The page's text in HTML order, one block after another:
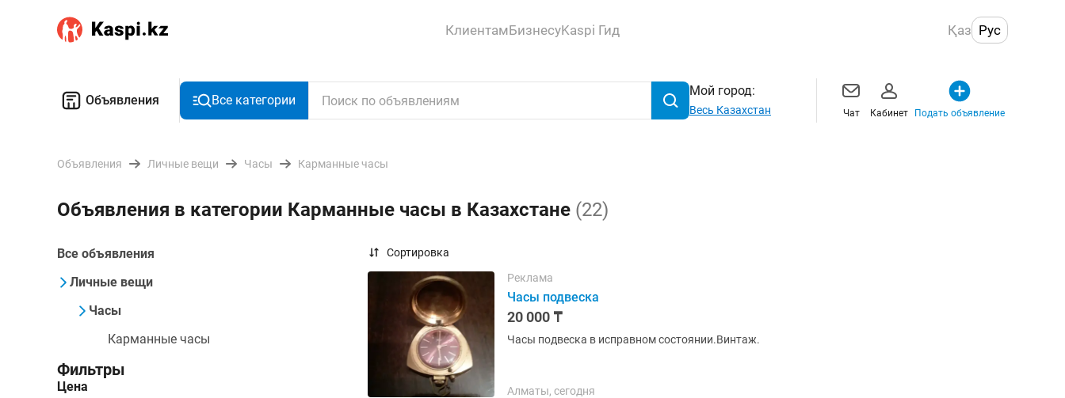
КлиентамБизнесуKaspi Гид Қаз Рус
Объявления Все категории
Мой город:
Весь Казахстан Чат Кабинет Подать объявление
Объявления Личные вещи Часы Карманные часы
Объявления в категории Карманные часы в Казахстане (22)
Все объявления
Личные вещи
Часы
Карманные часы
Фильтры
Цена
Сортировка
Реклама
Часы подвеска
20 000 ₸
Часы подвеска в исправном состоянии.Винтаж.
Алматы, сегодня